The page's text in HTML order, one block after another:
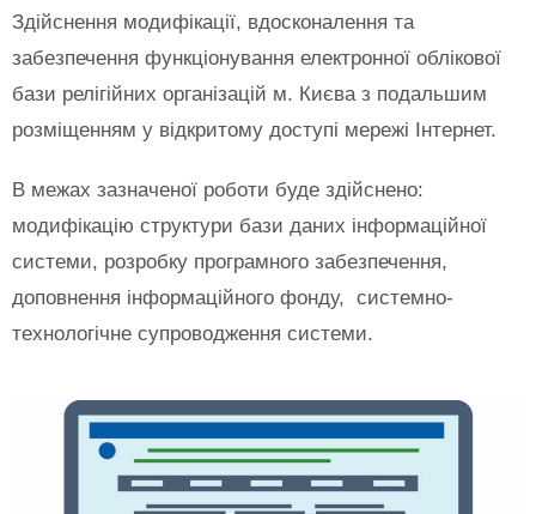
Здійснення модифікації, вдосконалення та
забезпечення функціонування електронної облікової
бази релігійних організацій м. Києва з подальшим
розміщенням у відкритому доступі мережі Інтернет.
В межах зазначеної роботи буде здійснено:
модифікацію структури бази даних інформаційної
системи, розробку програмного забезпечення,
доповнення інформаційного фонду, системно-
технологічне супроводження системи.